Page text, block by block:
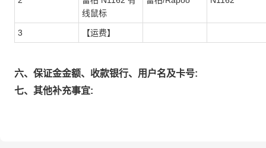
线鼠标
3 【运费】
六、保证金金额、收款银行、用户名及卡号:
七、其他补充事宜: